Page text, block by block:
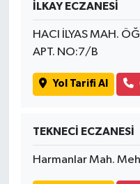
İLKAY ECZANESİ
HACI İLYAS MAH.
APT. NO:7/B
Yol Tarifi Al
TEKNECİ ECZANESİ
Harmanlar Mah.